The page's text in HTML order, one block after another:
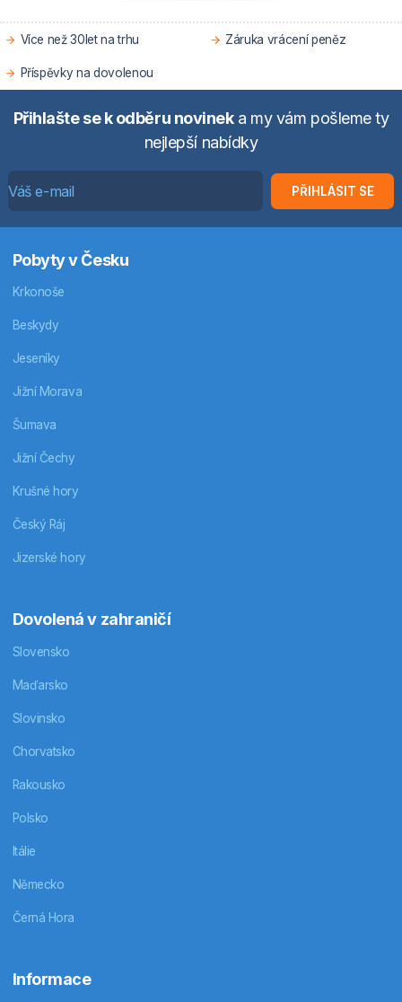
Více než 30let na trhu Záruka vrácení peněz
Příspěvky na dovolenou
Přihlašte se k odběru novineka my vám pošleme ty
nejlepší nabídky
PŘIHLÁSIT SE
Pobyty v Česku
Krkonoše
Beskydy
Jeseníky
Jižní Morava
Šumava
Jižní Čechy
Krušné hory
Český Ráj
Jizerské hory
Dovolená v zahraničí
Slovensko
Maďarsko
Slovinsko
Chorvatsko
Rakousko
Polsko
Itálie
Německo
Černá Hora
Informace